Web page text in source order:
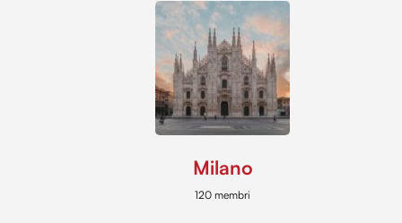
Milano
120 membri